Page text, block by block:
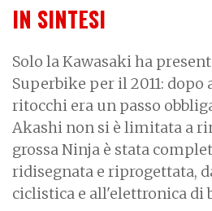
IN SINTESI
Solo la Kawasaki ha
Superbike per il 2011:
ritocchi era un passo
Akashi non si è limitata a
grossa Ninja è stata
ridisegnata e riprogettata,
ciclistica e all'elettronica di